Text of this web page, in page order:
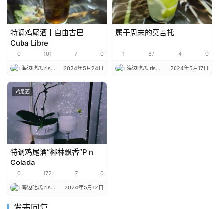
特调鸡尾酒丨自由古巴
Cuba Libre
0 101 7 0
海边吃瓜Iris 2024年5月24日
属于周末的莫吉托
1 87 4 0
海边吃瓜Iris 2024年5月17日
鸡尾酒
特调鸡尾酒“椰林飘香”Pin
Colada
0 172 7 0
海边吃瓜Iris 2024年5月12日